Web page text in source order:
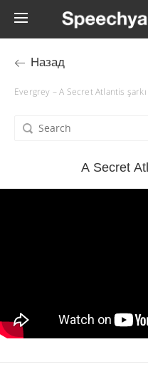
Назад
Evergrey – A Secret Atlantis
A Secret